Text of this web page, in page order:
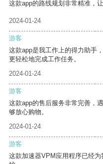
这款app的路线规划非常精准，
2024-01-24
游客
这款app是我工作上的得力助手
更轻松地完成工作任务。
2024-01-24
游客
这款app的售后服务非常完善，
够放心购物。
2024-01-24
游客
这款加速器VPM应用程序已经